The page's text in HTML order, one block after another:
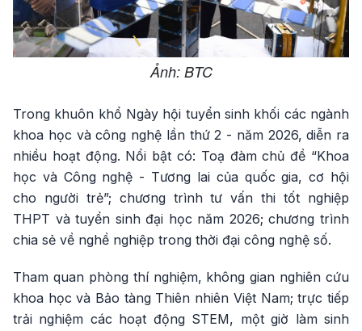
Ảnh: BTC
Trong khuôn khổ Ngày hội tuyển sinh khối các ngành
khoa học và công nghệ lần thứ 2 - năm 2026, diễn ra
nhiều hoạt động. Nổi bật có: Toạ đàm chủ đề “Khoa
học và Công nghệ - Tương lai của quốc gia, cơ hội
cho người trẻ”; chương trình tư vấn thi tốt nghiệp
THPT và tuyển sinh đại học năm 2026; chương trình
chia sẻ về nghề nghiệp trong thời đại công nghệ số.
Tham quan phòng thí nghiệm, không gian nghiên cứu
khoa học và Bảo tàng Thiên nhiên Việt Nam; trực tiếp
trải nghiệm các hoạt động STEM, một giờ làm sinh